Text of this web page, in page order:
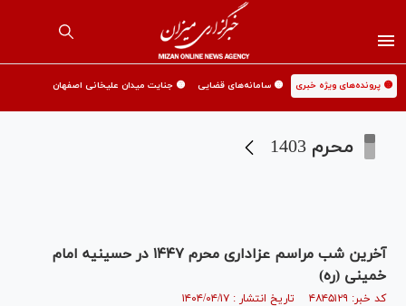
🟡 پرونده‌های ویژه خبری 🟡 سامانه‌های قضایی 🟡 جنایت میدان علیخانی اصفهان
محرم 1403
آخرین شب مراسم عزاداری محرم ۱۴۴۷ در حسینیه امام
خمینی (ره)
کد خبر: ۴۸۴۵۱۲۹ تاریخ انتشار : ۱۴۰۴/۰۴/۱۷